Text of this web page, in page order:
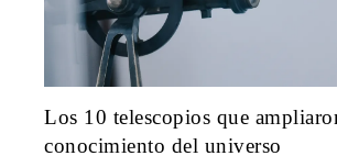
Los 10 telescopios que
conocimiento del universo